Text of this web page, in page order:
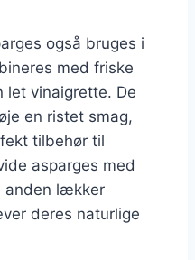
også bruges i
med friske
let vinaigrette. De
en ristet smag,
tilbehør til
asparges med
anden lækker
deres naturlige